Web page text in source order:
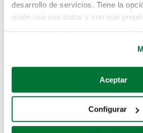
desarrollo de servicios. Tiene la
quién usa sus datos y con qué
Si lo permite, también quisiéramos:
Recopilar información sobre su
Identificar su dispositivo
para buscar características
Aceptar
Configurar
Pero puedes encontrar el coche
buscando en alguno de estos
Coches de segunda mano
Coches de km0